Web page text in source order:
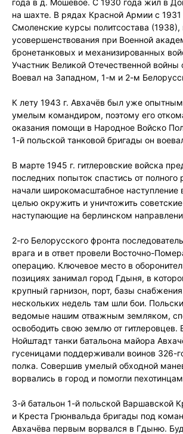
на шахте. В рядах Красной Армии с
Смоленские курсы политсостава (1938),
усовершенствования при Военной
бронетанковых и механизированных
Участник Великой Отечественной войны
Воевал на Западном, 1-м и 2-м
К лету 1943 г. Авхачёв был уже
умелым командиром, поэтому его
оказания помощи в Народное Войско
1-й польской танковой бригады он
В марте 1945 г. гитлеровские войска
последних попыток спастись от
начали широкомасштабное наступление
целью окружить и уничтожить
наступающие на берлинском
2-го Белорусского фронта
врага и в ответ провели Восточно-
операцию. Ключевое место в
позициях занимал город Гдыня, в
крупный гарнизон, порт, базы
нескольких недель там шли бои.
ведомые нашим отважным земляком,
освободить свою землю от гитлеровцев.
Нойштадт танки батальона майора
гусеницами поддерживали воинов 326-
полка. Совершив умелый обходной
ворвались в город и помогли
3-й батальон 1-й польской Варшавской
и Креста Грюнвальда бригады под
Авхачёва первым ворвался в Гдыню.